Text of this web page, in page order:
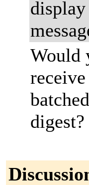
Would
digest?